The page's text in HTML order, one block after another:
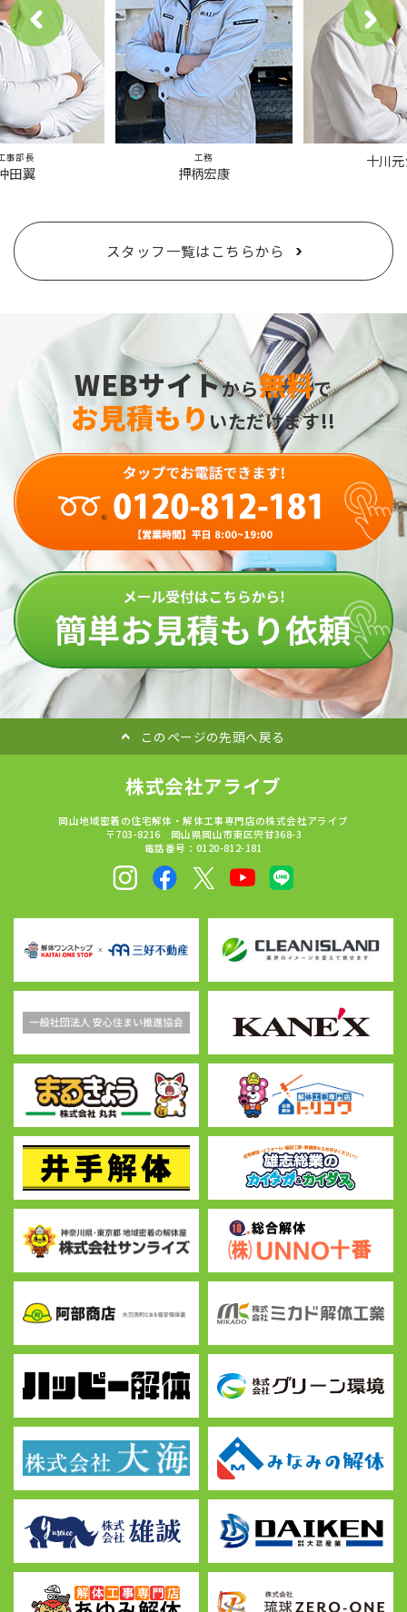
事部長
田翼
工務
押柄宏康
十川
スタッフ一覧はこちらから
WEBサイトから無料で
お見積もり いただけます!!
このページの先頭へ戻る
株式会社アライブ
岡山地域密着の住宅解体・解体工事専門店の株式会社アライブ
〒703-8216 岡山県岡山市東区宍甘368-3
電話番号：0120-812-181